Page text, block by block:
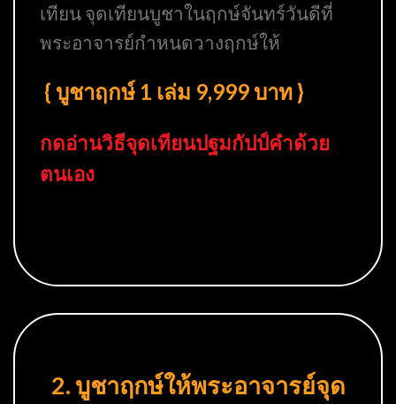
เทียน จุดเทียนบูชาในฤกษ์จันทร์วันดีที่
พระอาจารย์กำหนดวางฤกษ์ให้
{ บูชาฤกษ์ 1 เล่ม 9,999 บาท }
กดอ่านวิธีจุดเทียนปฐมกัปป์คำด้วย
ตนเอง
2. บูชาฤกษ์ให้พระอาจารย์จุด